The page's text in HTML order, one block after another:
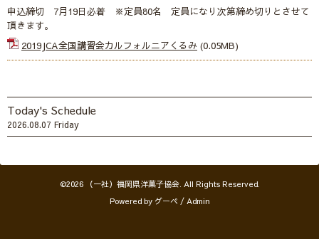
申込締切 7月19日必着 ※定員80名 定員になり次第締め切りとさせて
頂きます。
2019JCA全国講習会カルフォルニアくるみ (0.05MB)
Today's Schedule
2026.08.07 Friday
©2026 （一社）福岡県洋菓子協会. All Rights Reserved.
Powered by グーペ / Admin